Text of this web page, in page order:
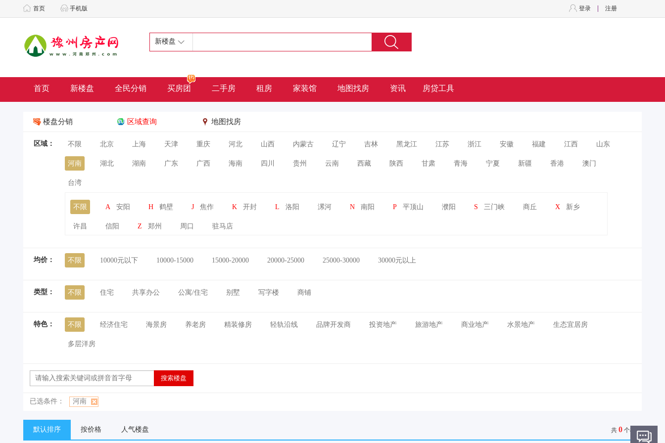
首页 手机版 注册
登录
新楼盘
首页 新楼盘 全民分销 买房团 二手房 租房 家装馆 地图找房 资讯 房贷工具
楼盘分销 区域查询 地图找房
区域： 不限 北京 上海 天津 重庆 河北 山西 内蒙古 辽宁 吉林 黑龙江 江苏 浙江 安徽 福建 江西 山东
河南 湖北 湖南 广东 广西 海南 四川 贵州 云南 西藏 陕西 甘肃 青海 宁夏 新疆 香港 澳门
台湾
不限 A 安阳 H 鹤壁 J 焦作 K 开封 L 洛阳 漯河 N 南阳 P 平顶山 濮阳 S 三门峡 商丘 X 新乡
许昌 信阳 Z 郑州 周口 驻马店
均价： 不限 10000元以下 10000-15000 15000-20000 20000-25000 25000-30000 30000元以上
类型： 不限 住宅 共享办公 公寓/住宅 别墅 写字楼 商铺
特色： 不限 经济住宅 海景房 养老房 精装修房 轻轨沿线 品牌开发商 投资地产 旅游地产 商业地产 水景地产 生态宜居房
多层洋房
已选条件： 河南
默认排序 按价格 人气楼盘 共 0 个楼盘